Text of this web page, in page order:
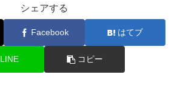
シェアする
Facebook はてブ
LINE コピー